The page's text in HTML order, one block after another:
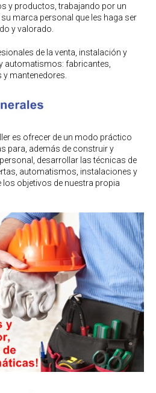
y productos, trabajando por un
marca personal que les haga ser
y valorado.
de la venta, instalación y
automatismos: fabricantes,
mantenedores.
es ofrecer de un modo práctico
para, además de construir y
desarrollar las técnicas de
automatismos, instalaciones y
los objetivos de nuestra propia